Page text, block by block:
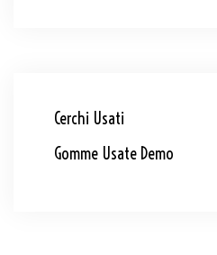
Cerchi Usati
Gomme Usate Demo